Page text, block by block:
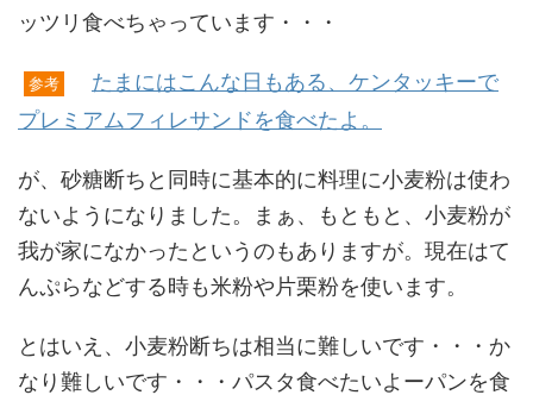
ッツリ食べちゃっています・・・
参考
たまにはこんな日もある、ケンタッキーで
プレミアムフィレサンドを食べたよ。
が、砂糖断ちと同時に基本的に料理に小麦粉は使わ
ないようになりました。まぁ、もともと、小麦粉が
我が家になかったというのもありますが。現在はて
んぷらなどする時も米粉や片栗粉を使います。
とはいえ、小麦粉断ちは相当に難しいです・・・か
なり難しいです・・・パスタ食べたいよーパンを食